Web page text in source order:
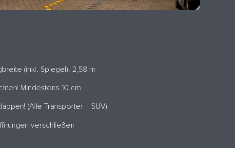
(inkl. Spiegel): 2,58 m
Mindestens 10 cm
(Alle Transporter + SUV)
verschließen